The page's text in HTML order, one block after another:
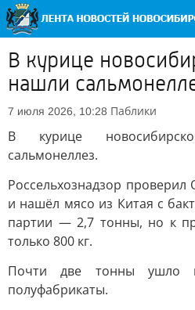
В курице
нашли
7 июля 2026, 10:28 Паблики
В курице
сальмонеллез.
Россельхознадзор
и нашёл мясо из Китая с
партии — 2,7 тонны, но к
только 800 кг.
Почти две тонны ушло
полуфабрикаты.